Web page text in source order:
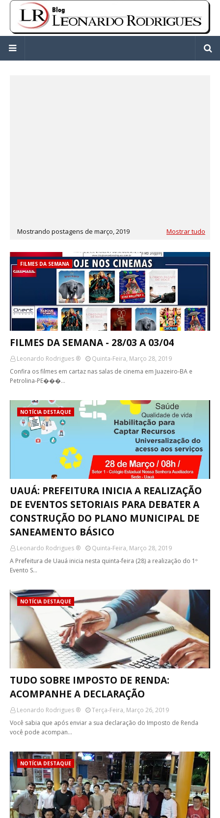
Mostrando postagens de março, 2019 Mostrar tudo
FILMES DA SEMANA
FILMES DA SEMANA - 28/03 A 03/04
Leonardo Rodrigues ®
Quinta-Feira, Março 28, 2019
Confira os filmes em cartaz nas salas de cinema em Juazeiro-BA e
Petrolina-PE���…
NOTÍCIA DESTAQUE
UAUÁ: PREFEITURA INICIA A REALIZAÇÃO
DE EVENTOS SETORIAIS PARA DEBATER A
CONSTRUÇÃO DO PLANO MUNICIPAL DE
SANEAMENTO BÁSICO
Leonardo Rodrigues ®
Quinta-Feira, Março 28, 2019
A Prefeitura de Uauá inicia nesta quinta-feira (28) a realização do 1º
Evento S…
NOTÍCIA DESTAQUE
TUDO SOBRE IMPOSTO DE RENDA:
ACOMPANHE A DECLARAÇÃO
Leonardo Rodrigues ®
Terça-Feira, Março 26, 2019
Você sabia que após enviar a sua declaração do Imposto de Renda
você pode acompan…
NOTÍCIA DESTAQUE